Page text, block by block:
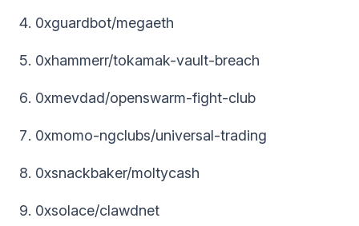
0xguardbot/megaeth
0xhammerr/tokamak-vault-breach
0xmevdad/openswarm-fight-club
0xmomo-ngclubs/universal-trading
0xsnackbaker/moltycash
0xsolace/clawdnet